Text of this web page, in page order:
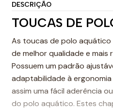
DESCRIÇÃO
TOUCAS DE
As toucas de polo
de melhor qualidade e
Possuem um padrão
adaptabilidade à
assim uma fácil aderência
do polo aquático. Estes